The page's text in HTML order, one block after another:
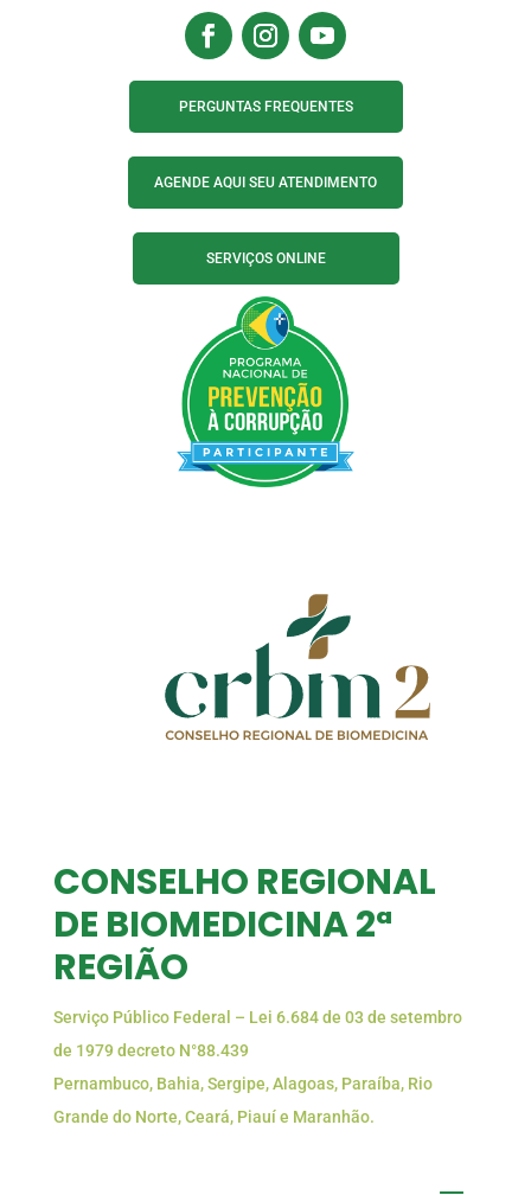
PERGUNTAS FREQUENTES
AGENDE AQUI SEU ATENDIMENTO
SERVIÇOS ONLINE
CONSELHO REGIONAL
DE BIOMEDICINA 2ª
REGIÃO
Serviço Público Federal – Lei 6.684 de 03 de setembro
de 1979 decreto N°88.439
Pernambuco, Bahia, Sergipe, Alagoas, Paraíba, Rio
Grande do Norte, Ceará, Piauí e Maranhão.